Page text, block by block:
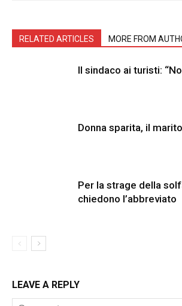
RELATED ARTICLES MORE FROM
Il sindaco ai turisti:
Donna sparita, il
Per la strage della
chiedono l’abbreviato
LEAVE A REPLY